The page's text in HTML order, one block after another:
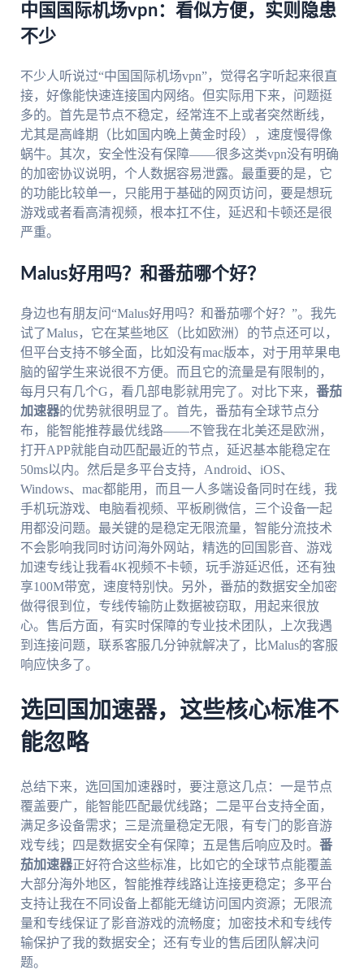
中国国际机场vpn：看似方便，实则隐患
不少
不少人听说过“中国国际机场vpn”，觉得名字听起来很直
接，好像能快速连接国内网络。但实际用下来，问题挺
多的。首先是节点不稳定，经常连不上或者突然断线，
尤其是高峰期（比如国内晚上黄金时段），速度慢得像
蜗牛。其次，安全性没有保障——很多这类vpn没有明确
的加密协议说明，个人数据容易泄露。最重要的是，它
的功能比较单一，只能用于基础的网页访问，要是想玩
游戏或者看高清视频，根本扛不住，延迟和卡顿还是很
严重。
Malus好用吗？和番茄哪个好？
身边也有朋友问“Malus好用吗？和番茄哪个好？”。我先
试了Malus，它在某些地区（比如欧洲）的节点还可以，
但平台支持不够全面，比如没有mac版本，对于用苹果电
脑的留学生来说很不方便。而且它的流量是有限制的，
每月只有几个G，看几部电影就用完了。对比下来， 番茄
加速器的优势就很明显了。首先，番茄有全球节点分
布，能智能推荐最优线路——不管我在北美还是欧洲，
打开APP就能自动匹配最近的节点，延迟基本能稳定在
50ms以内。然后是多平台支持，Android、iOS、
Windows、mac都能用，而且一人多端设备同时在线，我
手机玩游戏、电脑看视频、平板刷微信，三个设备一起
用都没问题。最关键的是稳定无限流量，智能分流技术
不会影响我同时访问海外网站，精选的回国影音、游戏
加速专线让我看4K视频不卡顿，玩手游延迟低，还有独
享100M带宽，速度特别快。另外，番茄的数据安全加密
做得很到位，专线传输防止数据被窃取，用起来很放
心。售后方面，有实时保障的专业技术团队，上次我遇
到连接问题，联系客服几分钟就解决了，比Malus的客服
响应快多了。
选回国加速器，这些核心标准不
能忽略
总结下来，选回国加速器时，要注意这几点：一是节点
覆盖要广，能智能匹配最优线路；二是平台支持全面，
满足多设备需求；三是流量稳定无限，有专门的影音游
戏专线；四是数据安全有保障；五是售后响应及时。 番
茄加速器正好符合这些标准，比如它的全球节点能覆盖
大部分海外地区，智能推荐线路让连接更稳定；多平台
支持让我在不同设备上都能无缝访问国内资源；无限流
量和专线保证了影音游戏的流畅度；加密技术和专线传
输保护了我的数据安全；还有专业的售后团队解决问
题。